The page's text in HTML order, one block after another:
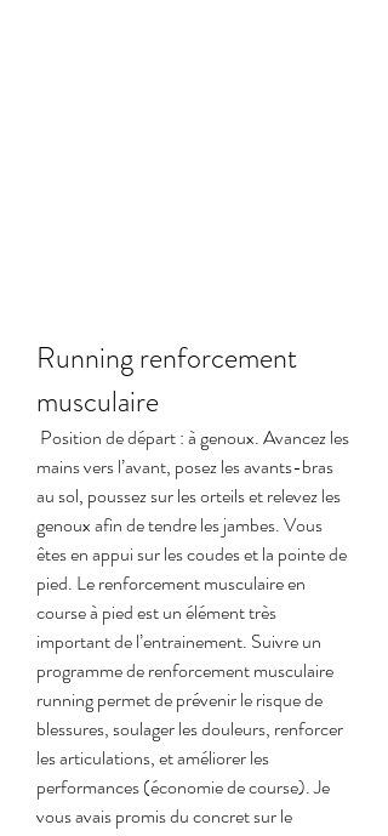
Running renforcement
musculaire
mains vers l’avant, posez les avants-bras
au sol, poussez sur les orteils et relevez les
genoux afin de tendre les jambes. Vous
êtes en appui sur les coudes et la pointe de
pied. Le renforcement musculaire en
course à pied est un élément très
important de l’entrainement. Suivre un
programme de renforcement musculaire
running permet de prévenir le risque de
blessures, soulager les douleurs, renforcer
les articulations, et améliorer les
performances (économie de course). Je
vous avais promis du concret sur le